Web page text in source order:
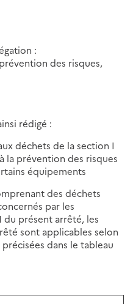
:
des risques,
rédigé :
déchets de la section I
la prévention des risques
équipements
des déchets
par les
présent arrêté, les
sont applicables selon
dans le tableau